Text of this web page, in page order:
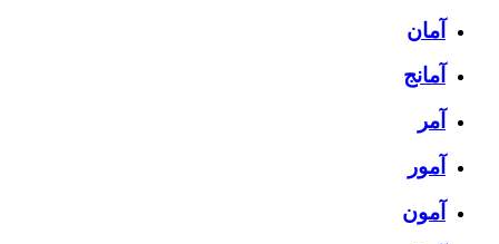
آمان
آمانج
آمر
آمور
آمون